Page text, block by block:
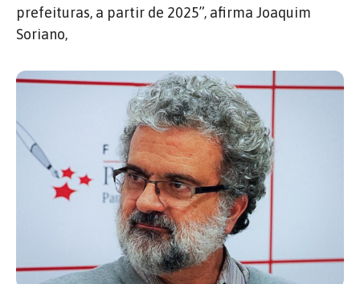
prefeituras, a partir de 2025”, afirma Joaquim
Soriano,